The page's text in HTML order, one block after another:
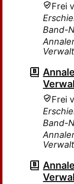
Frei
Band-
Frei
Band-